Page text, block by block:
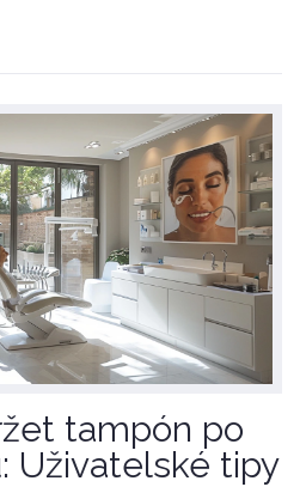
tampón po
Uživatelské tipy